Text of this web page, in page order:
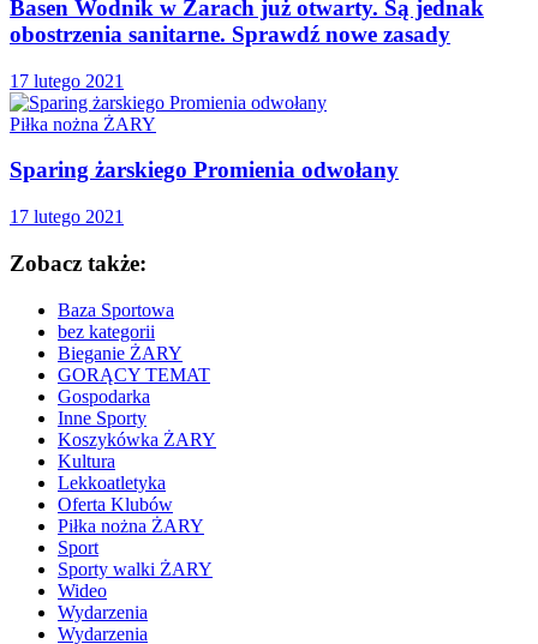
Basen Wodnik w Żarach już otwarty. Są jednak
obostrzenia sanitarne. Sprawdź nowe zasady
17 lutego 2021
Piłka nożna ŻARY
Sparing żarskiego Promienia odwołany
17 lutego 2021
Zobacz także:
Baza Sportowa
bez kategorii
Bieganie ŻARY
GORĄCY TEMAT
Gospodarka
Inne Sporty
Koszykówka ŻARY
Kultura
Lekkoatletyka
Oferta Klubów
Piłka nożna ŻARY
Sport
Sporty walki ŻARY
Wideo
Wydarzenia
Wydarzenia